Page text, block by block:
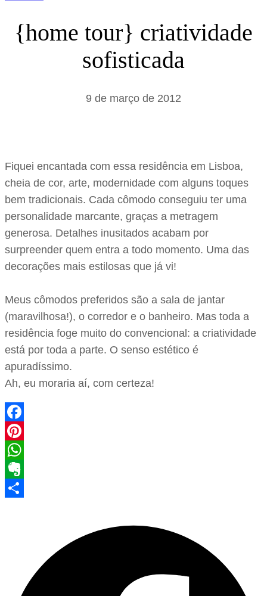
{home tour} criatividade
sofisticada
9 de março de 2012
Fiquei encantada com essa residência em Lisboa,
cheia de cor, arte, modernidade com alguns toques
bem tradicionais. Cada cômodo conseguiu ter uma
personalidade marcante, graças a metragem
generosa. Detalhes inusitados acabam por
surpreender quem entra a todo momento. Uma das
decorações mais estilosas que já vi!
Meus cômodos preferidos são a sala de jantar
(maravilhosa!), o corredor e o banheiro. Mas toda a
residência foge muito do convencional: a criatividade
está por toda a parte. O senso estético é
apuradíssimo.
Ah, eu moraria aí, com certeza!
Facebook
Pinterest
WhatsApp
Evernote